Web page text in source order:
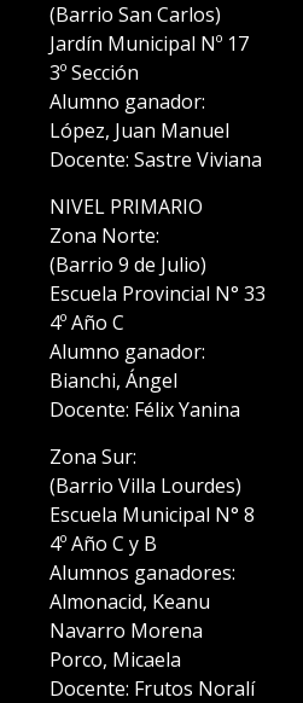
(Barrio San Carlos)
Jardín Municipal Nº 17
3º Sección
Alumno ganador:
López, Juan Manuel
Docente: Sastre Viviana
NIVEL PRIMARIO
Zona Norte:
(Barrio 9 de Julio)
Escuela Provincial N° 33
4º Año C
Alumno ganador:
Bianchi, Ángel
Docente: Félix Yanina
Zona Sur:
(Barrio Villa Lourdes)
Escuela Municipal N° 8
4º Año C y B
Alumnos ganadores:
Almonacid, Keanu
Navarro Morena
Porco, Micaela
Docente: Frutos Noralí